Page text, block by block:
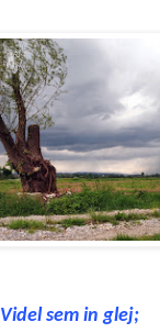
Videl sem in glej;